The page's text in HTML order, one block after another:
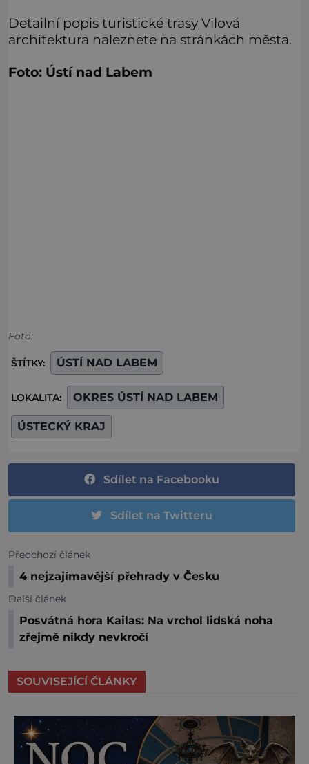
Detailní popis turistické trasy Vilová
architektura naleznete na stránkách města.
Foto: Ústí nad Labem
Foto:
ŠTÍTKY: ÚSTÍ NAD LABEM
LOKALITA: OKRES ÚSTÍ NAD LABEM
ÚSTECKÝ KRAJ
Sdílet na Facebooku
Sdílet na Twitteru
Předchozí článek
4 nejzajímavější přehrady v Česku
Další článek
Posvátná hora Kailas: Na vrchol lidská noha
zřejmě nikdy nevkročí
SOUVISEJÍCÍ ČLÁNKY